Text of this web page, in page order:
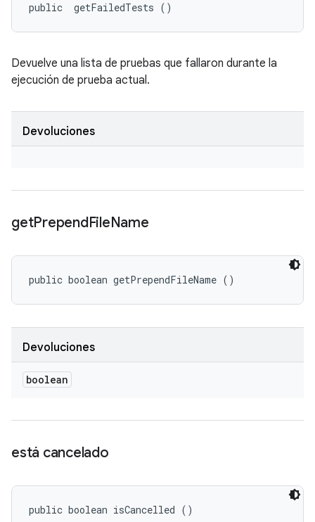
public getFailedTests ()
Devuelve una lista de pruebas que fallaron durante la
ejecución de prueba actual.
Devoluciones
getPrependFileName
public boolean getPrependFileName ()
Devoluciones
boolean
está cancelado
public boolean isCancelled ()